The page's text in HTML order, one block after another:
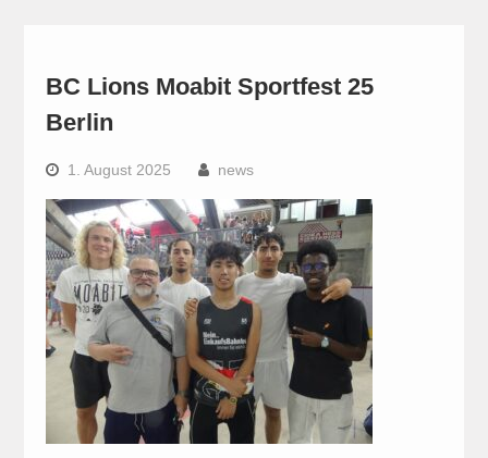
BC Lions Moabit Sportfest 25
Berlin
1. August 2025 news